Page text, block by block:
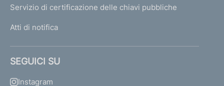
Servizio di certificazione delle chiavi pubbliche
Atti di notifica
SEGUICI SU
Instagram